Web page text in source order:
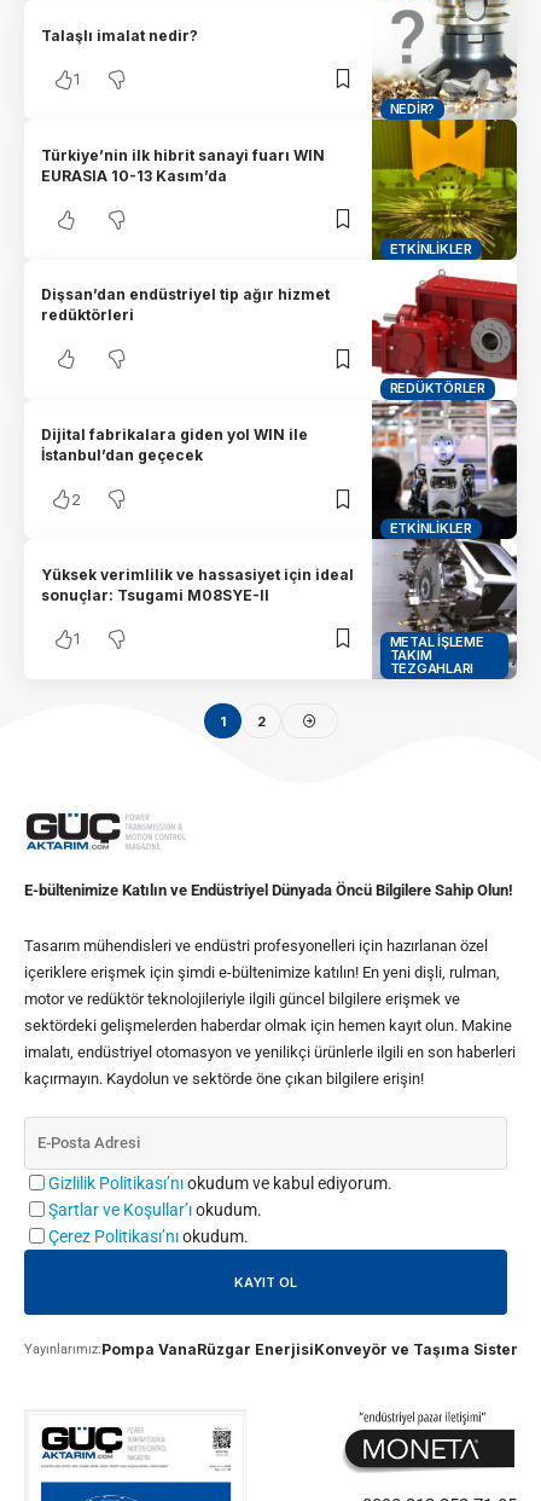
NEDIR?
Talaşlı imalat nedir?
1
ETKINLIKLER
Türkiye’nin ilk hibrit sanayi fuarı WIN
EURASIA 10-13 Kasım’da
REDÜKTÖRLER
Dişsan’dan endüstriyel tip ağır hizmet
redüktörleri
ETKINLIKLER
Dijital fabrikalara giden yol WIN ile
İstanbul’dan geçecek
2
METAL İŞLEME
TAKIM
TEZGAHLARI
Yüksek verimlilik ve hassasiyet için ideal
sonuçlar: Tsugami M08SYE-II
1
1 2
E-bültenimize Katılın ve Endüstriyel Dünyada Öncü Bilgilere Sahip Olun!
Tasarım mühendisleri ve endüstri profesyonelleri için hazırlanan özel
içeriklere erişmek için şimdi e-bültenimize katılın! En yeni dişli, rulman,
motor ve redüktör teknolojileriyle ilgili güncel bilgilere erişmek ve
sektördeki gelişmelerden haberdar olmak için hemen kayıt olun. Makine
imalatı, endüstriyel otomasyon ve yenilikçi ürünlerle ilgili en son haberleri
kaçırmayın. Kaydolun ve sektörde öne çıkan bilgilere erişin!
Gizlilik Politikası’nıokudum ve kabul ediyorum.
Şartlar ve Koşullar’ıokudum.
Çerez Politikası’nıokudum.
Yayınlarımız:Pompa VanaRüzgar EnerjisiKonveyör ve Taşıma